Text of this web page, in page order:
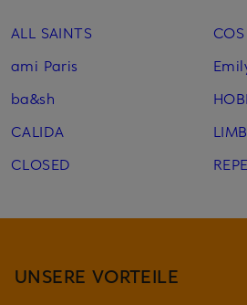
ALL SAINTS
ami Paris
ba&sh
CALIDA
CLOSED
COS
UNSERE VORTEILE